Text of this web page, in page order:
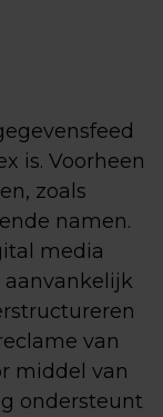
is. Voorheen
zoals
namen.
media
van
middel van
ondersteunt